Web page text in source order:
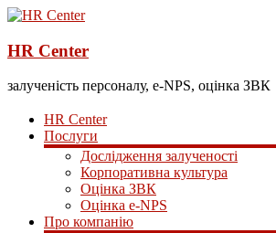
HR Center
залученість персоналу, e-NPS, оцінка ЗВК
HR Center
Послуги
Дослідження залученості
Корпоративна культура
Оцінка ЗВК
Оцінка e-NPS
Про компанію